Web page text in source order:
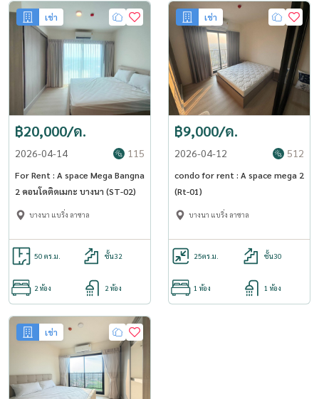
เช่า
฿20,000/ด.
2026-04-14 115
For Rent : A space Mega Bangna
2 คอนโดติดเมกะ บางนา (ST-02)
บางนา แบริ่ง ลาซาล
50 ตร.ม. ชั้น32
2 ห้อง 2 ห้อง
เช่า
฿9,000/ด.
2026-04-12 512
condo for rent : A space mega 2
(Rt-01)
บางนา แบริ่ง ลาซาล
25ตร.ม. ชั้น30
1 ห้อง 1 ห้อง
เช่า